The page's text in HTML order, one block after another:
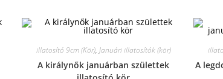
illatosító 9cm (Kör), Januári illatosítók (kör)
A királynők januárban születtek
A